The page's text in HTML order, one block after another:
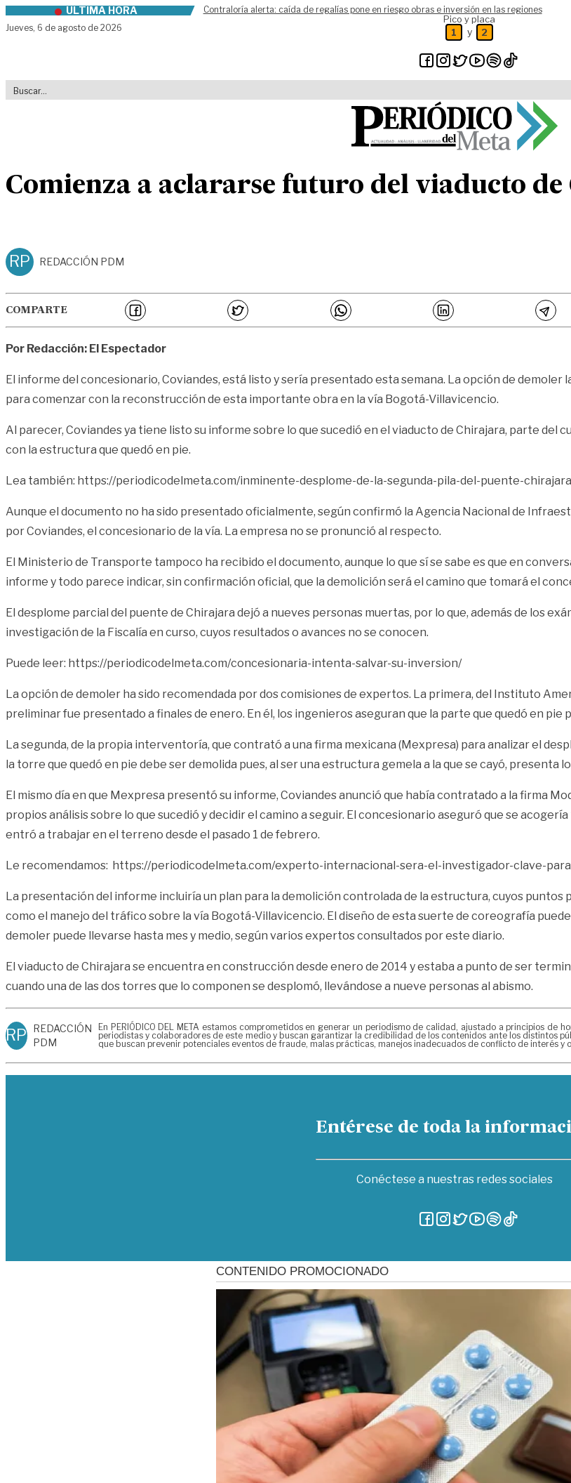
Skip to contentÚLTIMA HORA
Contraloría alerta: caída de regalías pone en riesgo obras e inversión en las regiones
Jueves, 6 de agosto de 2026
Pico y placa
1 y 2
Comienza a aclararse futuro del viaducto
RP REDACCIÓN PDM
COMPARTE
Por Redacción: El Espectador
El informe del concesionario, Coviandes, está listo y sería presentado esta semana. La opción de
para comenzar con la reconstrucción de esta importante obra en la vía Bogotá-Villavicencio.
Al parecer, Coviandes ya tiene listo su informe sobre lo que sucedió en el viaducto de Chirajara, parte del
con la estructura que quedó en pie.
Lea también: https://periodicodelmeta.com/inminente-desplome-de-la-segunda-pila-del-puente-
Aunque el documento no ha sido presentado oficialmente, según confirmó la Agencia Nacional de
por Coviandes, el concesionario de la vía. La empresa no se pronunció al respecto.
El Ministerio de Transporte tampoco ha recibido el documento, aunque lo que sí se sabe es que en
informe y todo parece indicar, sin confirmación oficial, que la demolición será el camino que tomará el
El desplome parcial del puente de Chirajara dejó a nueves personas muertas, por lo que, además de los
investigación de la Fiscalía en curso, cuyos resultados o avances no se conocen.
Puede leer: https://periodicodelmeta.com/concesionaria-intenta-salvar-su-inversion/
La opción de demoler ha sido recomendada por dos comisiones de expertos. La primera, del Instituto
preliminar fue presentado a finales de enero. En él, los ingenieros aseguran que la parte que quedó en
La segunda, de la propia interventoría, que contrató a una firma mexicana (Mexpresa) para analizar el
la torre que quedó en pie debe ser demolida pues, al ser una estructura gemela a la que se cayó, presenta
El mismo día en que Mexpresa presentó su informe, Coviandes anunció que había contratado a la firma
propios análisis sobre lo que sucedió y decidir el camino a seguir. El concesionario aseguró que se
entró a trabajar en el terreno desde el pasado 1 de febrero.
Le recomendamos: https://periodicodelmeta.com/experto-internacional-sera-el-investigador-clave-
La presentación del informe incluiría un plan para la demolición controlada de la estructura, cuyos puntos
como el manejo del tráfico sobre la vía Bogotá-Villavicencio. El diseño de esta suerte de coreografía puede
demoler puede llevarse hasta mes y medio, según varios expertos consultados por este diario.
El viaducto de Chirajara se encuentra en construcción desde enero de 2014 y estaba a punto de ser
cuando una de las dos torres que lo componen se desplomó, llevándose a nueve personas al abismo.
RP REDACCIÓN
PDM
En PERIÓDICO DEL META estamos comprometidos en generar un periodismo de calidad, ajustado a principios
periodistas y colaboradores de este medio y buscan garantizar la credibilidad de los contenidos ante los distintos
que buscan prevenir potenciales eventos de fraude, malas prácticas, manejos inadecuados de conflicto de interés
Entérese de toda la
Conéctese a nuestras redes sociales